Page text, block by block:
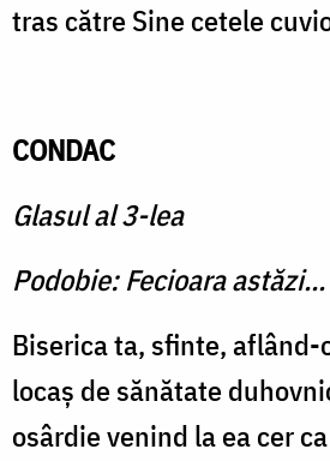
tras către Sine cetele
CONDAC
Glasul al 3-lea
Podobie: Fecioara astăzi...
Biserica ta, sfinte, aflând-
locaş de sănătate
osârdie venind la ea cer